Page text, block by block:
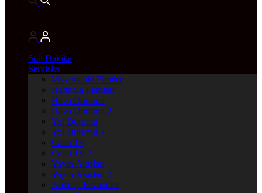
Son Dakika
Servisler
Vizyondaki Filmler
Haftanin Filmleri
Hava Durumu
Hava Durumu 2
Yol Durumu
Yol Durumu 2
Canlı Tv
Canlı Tv 2
Yayın Akışları
Yayın Akışları 2
Nöbetçi Eczaneler